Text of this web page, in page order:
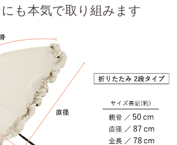
も本気で取り組みます